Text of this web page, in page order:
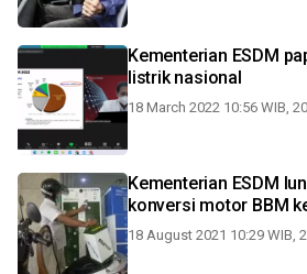
Kementerian ESDM
listrik nasional
18 March 2022 10:56 WIB,
Kementerian ESDM
konversi motor BBM
18 August 2021 10:29 WIB,